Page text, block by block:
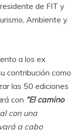
de FIT y
Ambiente y
a los ex
contribución como
las 50 ediciones
con “El camino
con una
a cabo